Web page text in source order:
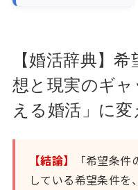
【婚活辞典】
想と現実のギ
える婚活」に
【結論】
「希望条
している希望条件を